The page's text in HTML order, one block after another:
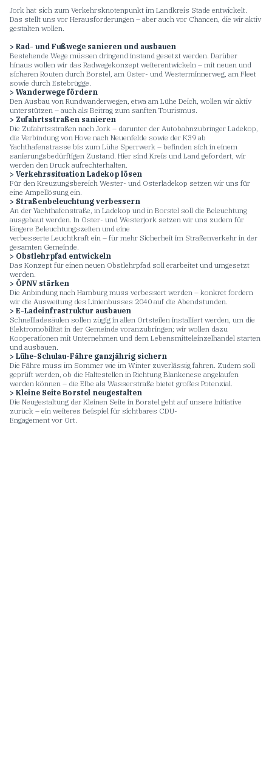
Jork hat sich zum Verkehrsknotenpunkt im Landkreis Stade entwickelt.
Das stellt uns vor Herausforderungen – aber auch vor Chancen, die wir aktiv
gestalten wollen.
> Rad- und Fußwege sanieren und ausbauen
Bestehende Wege müssen dringend instand gesetzt werden. Darüber
hinaus wollen wir das Radwegekonzept weiterentwickeln – mit neuen und
sicheren Routen durch Borstel, am Oster- und Westerminnerweg, am Fleet
sowie durch Estebrügge.
> Wanderwege fördern
Den Ausbau von Rundwanderwegen, etwa am Lühe Deich, wollen wir aktiv
unterstützen – auch als Beitrag zum sanften Tourismus.
> Zufahrtsstraßen sanieren
Die Zufahrtsstraßen nach Jork – darunter der Autobahnzubringer Ladekop,
die Verbindung von Hove nach Neuenfelde sowie der K39 ab
Yachthafenstrasse bis zum Lühe Sperrwerk – befinden sich in einem
sanierungsbedürftigen Zustand. Hier sind Kreis und Land gefordert, wir
werden den Druck aufrechterhalten.
> Verkehrssituation Ladekop lösen
Für den Kreuzungsbereich Wester- und Osterladekop setzen wir uns für
eine Ampellösung ein.
> Straßenbeleuchtung verbessern
An der Yachthafenstraße, in Ladekop und in Borstel soll die Beleuchtung
ausgebaut werden. In Oster- und Westerjork setzen wir uns zudem für
längere Beleuchtungszeiten und eine
verbesserte Leuchtkraft ein – für mehr Sicherheit im Straßenverkehr in der
gesamten Gemeinde.
> Obstlehrpfad entwickeln
Das Konzept für einen neuen Obstlehrpfad soll erarbeitet und umgesetzt
werden.
> ÖPNV stärken
Die Anbindung nach Hamburg muss verbessert werden – konkret fordern
wir die Ausweitung des Linienbusses 2040 auf die Abendstunden.
> E-Ladeinfrastruktur ausbauen
Schnellladesäulen sollen zügig in allen Ortsteilen installiert werden, um die
Elektromobilität in der Gemeinde voranzubringen; wir wollen dazu
Kooperationen mit Unternehmen und dem Lebensmitteleinzelhandel starten
und ausbauen.
> Lühe-Schulau-Fähre ganzjährig sichern
Die Fähre muss im Sommer wie im Winter zuverlässig fahren. Zudem soll
geprüft werden, ob die Haltestellen in Richtung Blankenese angelaufen
werden können – die Elbe als Wasserstraße bietet großes Potenzial.
> Kleine Seite Borstel neugestalten
Die Neugestaltung der Kleinen Seite in Borstel geht auf unsere Initiative
zurück – ein weiteres Beispiel für sichtbares CDU-
Engagement vor Ort.